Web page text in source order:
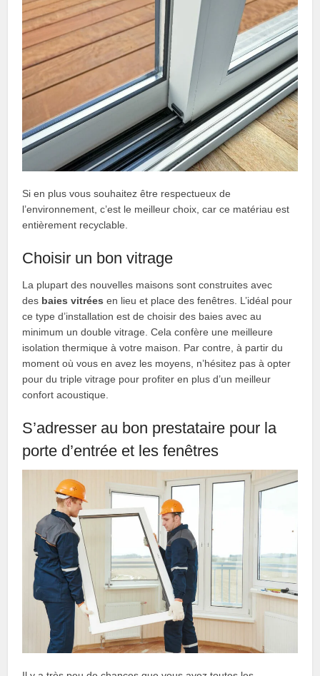
Si en plus vous souhaitez être respectueux de
l’environnement, c’est le meilleur choix, car ce matériau est
entièrement recyclable.
Choisir un bon vitrage
La plupart des nouvelles maisons sont construites avec
des baies vitrées en lieu et place des fenêtres. L’idéal pour
ce type d’installation est de choisir des baies avec au
minimum un double vitrage. Cela confère une meilleure
isolation thermique à votre maison. Par contre, à partir du
moment où vous en avez les moyens, n’hésitez pas à opter
pour du triple vitrage pour profiter en plus d’un meilleur
confort acoustique.
S’adresser au bon prestataire pour la
porte d’entrée et les fenêtres